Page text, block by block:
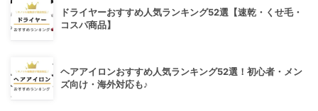
ドライヤーおすすめ人気ランキング52選【速乾・くせ毛・
コスパ商品】
ヘアアイロンおすすめ人気ランキング52選！初心者・メン
ズ向け・海外対応も♪